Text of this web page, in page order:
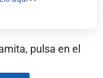
pulsa en el